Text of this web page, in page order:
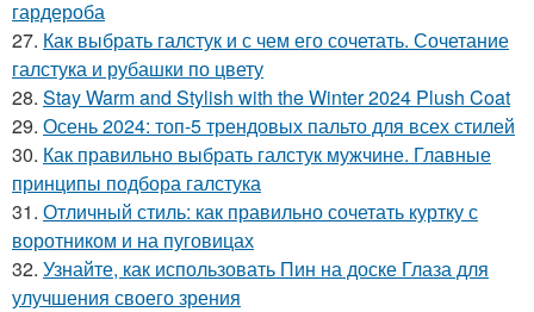
гардероба
27. Как выбрать галстук и с чем его сочетать. Сочетание
галстука и рубашки по цвету
28. Stay Warm and Stylish with the Winter 2024 Plush Coat
29. Осень 2024: топ-5 трендовых пальто для всех стилей
30. Как правильно выбрать галстук мужчине. Главные
принципы подбора галстука
31. Отличный стиль: как правильно сочетать куртку с
воротником и на пуговицах
32. Узнайте, как использовать Пин на доске Глаза для
улучшения своего зрения